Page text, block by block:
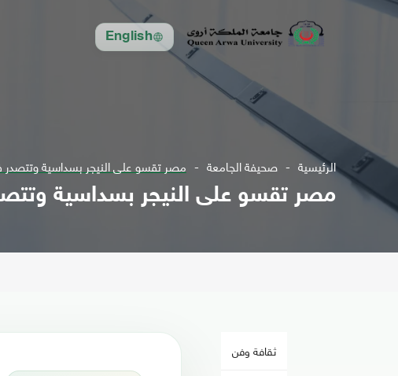
English
الرئيسية صحيفة الجامعة مصر تقسو على النيجر بسداسية وتتصدر
مصر تقسو على النيجر بسداسية
ثقافة وفن